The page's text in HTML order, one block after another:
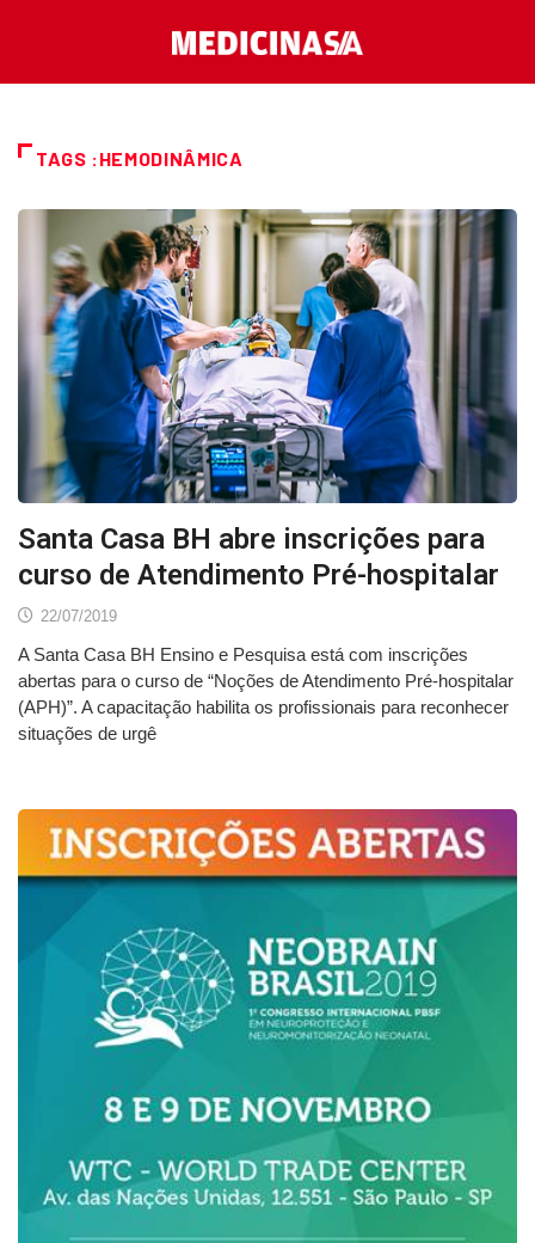
TAGS :HEMODINÂMICA
Santa Casa BH abre inscrições para
curso de Atendimento Pré-hospitalar
22/07/2019
A Santa Casa BH Ensino e Pesquisa está com inscrições
abertas para o curso de “Noções de Atendimento Pré-hospitalar
(APH)”. A capacitação habilita os profissionais para reconhecer
situações de urgê